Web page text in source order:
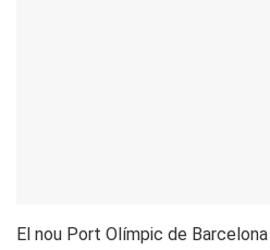
El nou Port Olímpic de